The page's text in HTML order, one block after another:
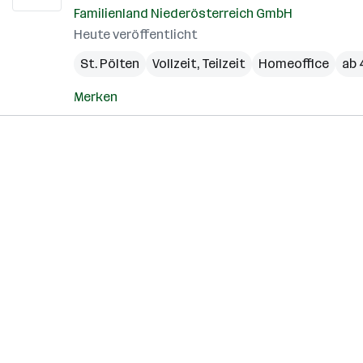
Familienland Niederösterreich GmbH
Heute veröffentlicht
St. Pölten
Vollzeit, Teilzeit Homeoffice ab
Merken